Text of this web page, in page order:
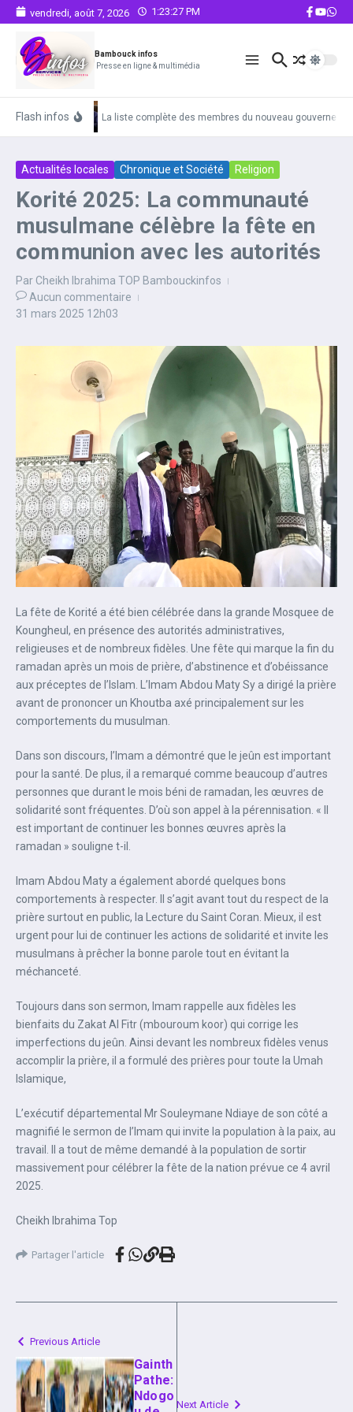
Aller au contenu
vendredi, août 7, 2026 1:23:28 PM
Bambouck infos
Presse en ligne & multimédia
Flash infos La liste complète des membres du nouveau
Actualités locales Chronique et Société Religion
Korité 2025: La communauté
musulmane célèbre la fête en
communion avec les autorités
Par Cheikh Ibrahima TOP Bambouckinfos
Aucun commentaire
31 mars 2025 12h03
La fête de Korité a été bien célébrée dans la grande Mosquee de
Koungheul, en présence des autorités administratives,
religieuses et de nombreux fidèles. Une fête qui marque la fin du
ramadan après un mois de prière, d’abstinence et d’obéissance
aux préceptes de l’Islam. L’Imam Abdou Maty Sy a dirigé la prière
avant de prononcer un Khoutba axé principalement sur les
comportements du musulman.
Dans son discours, l’Imam a démontré que le jeûn est important
pour la santé. De plus, il a remarqué comme beaucoup d’autres
personnes que durant le mois béni de ramadan, les œuvres de
solidarité sont fréquentes. D’où son appel à la pérennisation. « Il
est important de continuer les bonnes œuvres après la
ramadan » souligne t-il.
Imam Abdou Maty a également abordé quelques bons
comportements à respecter. Il s’agit avant tout du respect de la
prière surtout en public, la Lecture du Saint Coran. Mieux, il est
urgent pour lui de continuer les actions de solidarité et invite les
musulmans à prêcher la bonne parole tout en évitant la
méchanceté.
Toujours dans son sermon, Imam rappelle aux fidèles les
bienfaits du Zakat Al Fitr (mbouroum koor) qui corrige les
imperfections du jeûn. Ainsi devant les nombreux fidèles venus
accomplir la prière, il a formulé des prières pour toute la Umah
Islamique,
L’exécutif départemental Mr Souleymane Ndiaye de son côté a
magnifié le sermon de l’Imam qui invite la population à la paix, au
travail. Il a tout de même demandé à la population de sortir
massivement pour célébrer la fête de la nation prévue ce 4 avril
2025.
Cheikh Ibrahima Top
Partager l'article
Previous Article
Gainth
Pathe:
Ndogo
Next Article